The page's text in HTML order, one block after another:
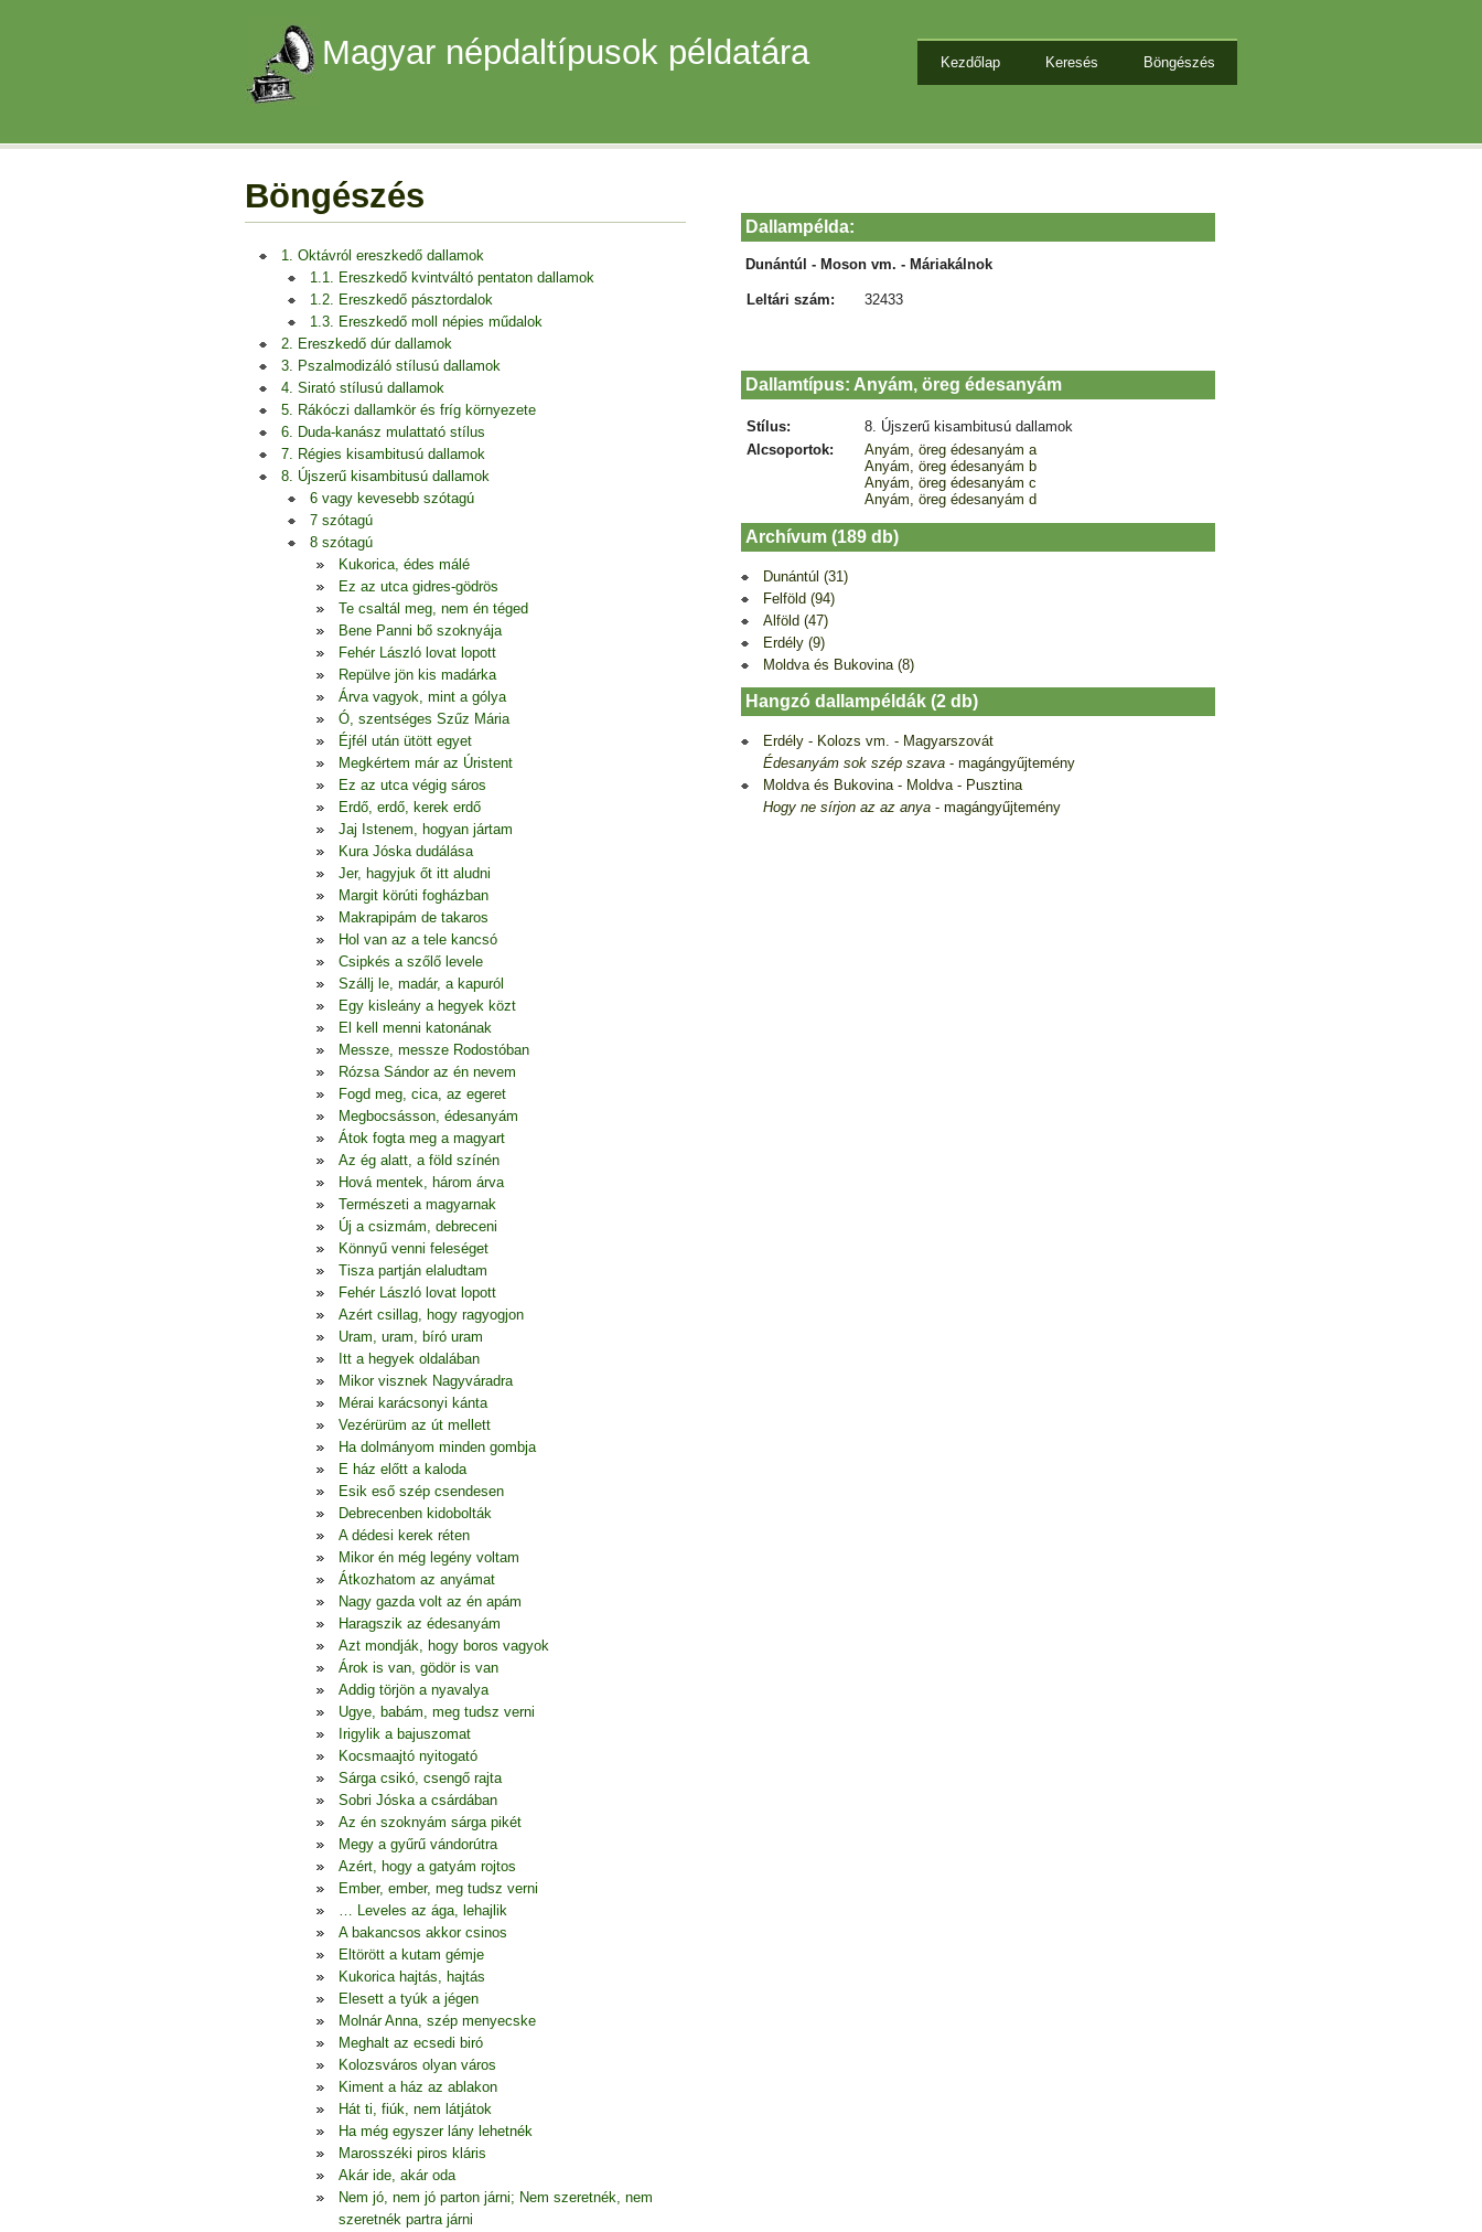
Magyar népdaltípusok példatára Kezdőlap Keresés Böngészés
Böngészés
1. Oktávról ereszkedő dallamok
1.1. Ereszkedő kvintváltó pentaton dallamok
1.2. Ereszkedő pásztordalok
1.3. Ereszkedő moll népies műdalok
2. Ereszkedő dúr dallamok
3. Pszalmodizáló stílusú dallamok
4. Sirató stílusú dallamok
5. Rákóczi dallamkör és fríg környezete
6. Duda-kanász mulattató stílus
7. Régies kisambitusú dallamok
8. Újszerű kisambitusú dallamok
6 vagy kevesebb szótagú
7 szótagú
8 szótagú
Kukorica, édes málé
Ez az utca gidres-gödrös
Te csaltál meg, nem én téged
Bene Panni bő szoknyája
Fehér László lovat lopott
Repülve jön kis madárka
Árva vagyok, mint a gólya
Ó, szentséges Szűz Mária
Éjfél után ütött egyet
Megkértem már az Úristent
Ez az utca végig sáros
Erdő, erdő, kerek erdő
Jaj Istenem, hogyan jártam
Kura Jóska dudálása
Jer, hagyjuk őt itt aludni
Margit körúti fogházban
Makrapipám de takaros
Hol van az a tele kancsó
Csipkés a szőlő levele
Szállj le, madár, a kapuról
Egy kisleány a hegyek közt
El kell menni katonának
Messze, messze Rodostóban
Rózsa Sándor az én nevem
Fogd meg, cica, az egeret
Megbocsásson, édesanyám
Átok fogta meg a magyart
Az ég alatt, a föld színén
Hová mentek, három árva
Természeti a magyarnak
Új a csizmám, debreceni
Könnyű venni feleséget
Tisza partján elaludtam
Fehér László lovat lopott
Azért csillag, hogy ragyogjon
Uram, uram, bíró uram
Itt a hegyek oldalában
Mikor visznek Nagyváradra
Mérai karácsonyi kánta
Vezérürüm az út mellett
Ha dolmányom minden gombja
E ház előtt a kaloda
Esik eső szép csendesen
Debrecenben kidobolták
A dédesi kerek réten
Mikor én még legény voltam
Átkozhatom az anyámat
Nagy gazda volt az én apám
Haragszik az édesanyám
Azt mondják, hogy boros vagyok
Árok is van, gödör is van
Addig törjön a nyavalya
Ugye, babám, meg tudsz verni
Irigylik a bajuszomat
Kocsmaajtó nyitogató
Sárga csikó, csengő rajta
Sobri Jóska a csárdában
Az én szoknyám sárga pikét
Megy a gyűrű vándorútra
Azért, hogy a gatyám rojtos
Ember, ember, meg tudsz verni
… Leveles az ága, lehajlik
A bakancsos akkor csinos
Eltörött a kutam gémje
Kukorica hajtás, hajtás
Elesett a tyúk a jégen
Molnár Anna, szép menyecske
Meghalt az ecsedi biró
Kolozsváros olyan város
Kiment a ház az ablakon
Hát ti, fiúk, nem látjátok
Ha még egyszer lány lehetnék
Marosszéki piros kláris
Akár ide, akár oda
Nem jó, nem jó parton járni; Nem szeretnék, nem
szeretnék partra járni
Dallampélda:
Dunántúl - Moson vm. - Máriakálnok
Leltári szám: 32433
Dallamtípus: Anyám, öreg édesanyám
Stílus:
8. Újszerű kisambitusú dallamok
Alcsoportok:
Anyám, öreg édesanyám a
Anyám, öreg édesanyám b
Anyám, öreg édesanyám c
Anyám, öreg édesanyám d
Archívum (189 db)
Dunántúl (31)
Felföld (94)
Alföld (47)
Erdély (9)
Moldva és Bukovina (8)
Hangzó dallampéldák (2 db)
Erdély - Kolozs vm. - Magyarszovát
Édesanyám sok szép szava - magángyűjtemény
Moldva és Bukovina - Moldva - Pusztina
Hogy ne sírjon az az anya - magángyűjtemény